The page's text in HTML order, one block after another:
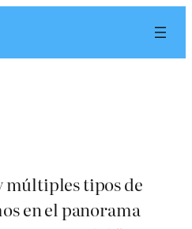
múltiples tipos de
en el panorama